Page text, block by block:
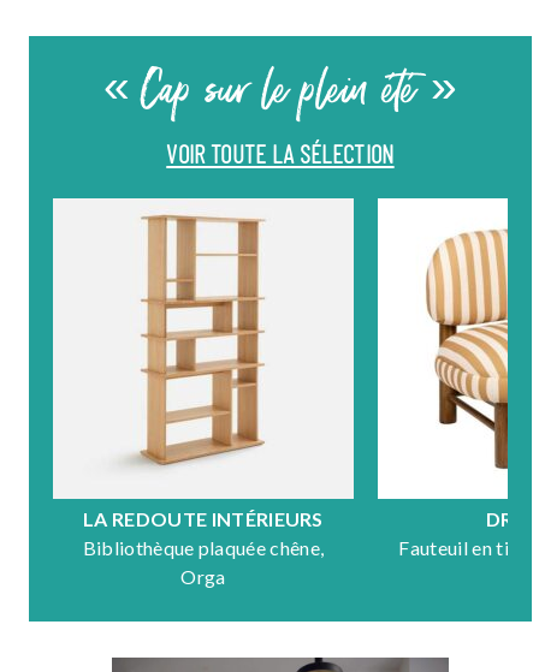
« Cap sur le plein été »
VOIR TOUTE LA SÉLECTION
LA REDOUTE INTÉRIEURS
Bibliothèque plaquée chêne,
Orga
Fauteuil en